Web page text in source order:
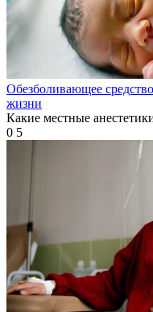
Обезболивающее
жизни
Какие местные
0 5